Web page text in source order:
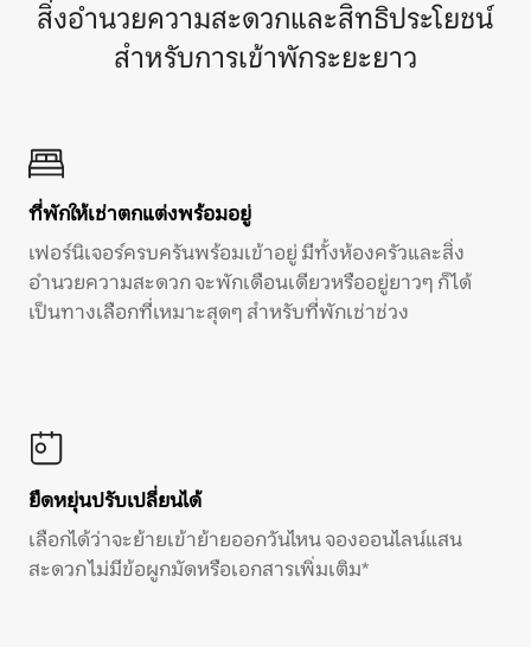
สิ่งอำนวยความสะดวกและสิทธิประโยชน์
สำหรับการเข้าพักระยะยาว
ที่พักให้เช่าตกแต่งพร้อมอยู่
เฟอร์นิเจอร์ครบครันพร้อมเข้าอยู่ มีทั้งห้องครัวและสิ่ง
อำนวยความสะดวก จะพักเดือนเดียวหรืออยู่ยาวๆ ก็ได้
เป็นทางเลือกที่เหมาะสุดๆ สำหรับที่พักเช่าช่วง
ยืดหยุ่นปรับเปลี่ยนได้
เลือกได้ว่าจะย้ายเข้าย้ายออกวันไหน จองออนไลน์แสน
สะดวก ไม่มีข้อผูกมัดหรือเอกสารเพิ่มเติม*